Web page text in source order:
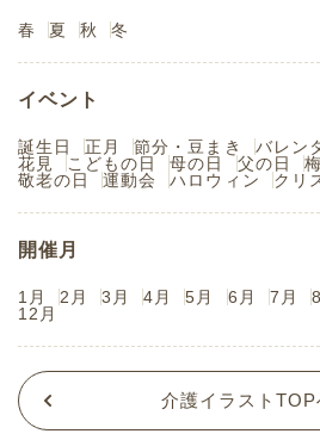
春 夏 秋 冬
イベント
誕生日 正月 節分・豆まき バレン
花見
こどもの日 母の日 父の日
敬老の日
運動会 ハロウィン クリ
開催月
1月 2月 3月 4月 5月 6月 7月
12月
介護イラストTOP